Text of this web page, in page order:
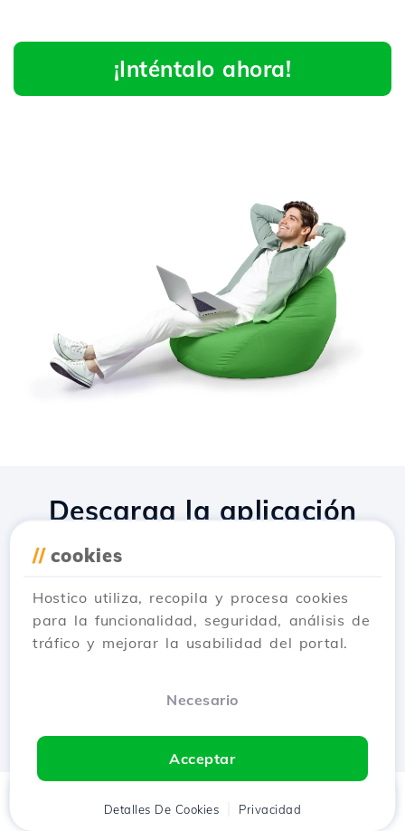
¡Inténtalo ahora!
// cookies
Hostico utiliza, recopila y procesa cookies
para la funcionalidad, seguridad, análisis de
tráfico y mejorar la usabilidad del portal.
Necesario
Acceptar
Detalles De Cookies Privacidad
Cliente Carrito Chat
Descarga la aplicación